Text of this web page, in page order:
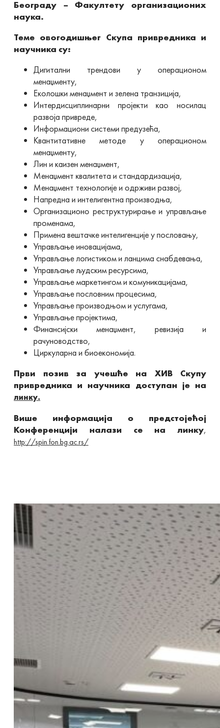
Београду – Факултету организационих
наука.
Теме овогодишњег Скупа привредника и
научника су:
Дигитални трендови у операционом
менаџменту,
Еколошки менаџмент и зелена транзиција,
Интердисциплинарни пројекти као носилац
развоја привреде,
Информациони системи предузећа,
Квантитативне методе у операционом
менаџменту,
Лин и каизен менаџмент,
Менаџмент квалитета и стандардизација,
Менаџмент технологије и одрживи развој,
Напредна и интелигентна производња,
Организационо реструктурирање и управљање
променама,
Примена вештачке интелигенције у пословању,
Управљање иновацијама,
Управљање логистиком и ланцима снабдевања,
Управљање људским ресурсима,
Управљање маркетингом и комуникацијама,
Управљање пословним процесима,
Управљање производњом и услугама,
Управљање пројектима,
Финансијски менаџмент, ревизија и
рачуноводство,
Циркуларна и биоекономија.
Први позив за учешће на XИВ Скупу
привредника и научника доступан је на
линку.
Више информација о предстојећој
Конференцији налази се на линку,
http://spin.fon.bg.ac.rs/